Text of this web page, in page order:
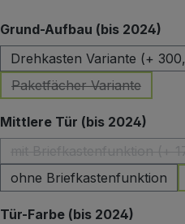
Grund-Aufbau (bis 2024)
Drehkasten Variante (+
Paketfächer Variante
(Diese Option ist
Mittlere Tür (bis 2024)
(Diese
ohne Briefkastenfunktion
Tür-Farbe (bis 2024)